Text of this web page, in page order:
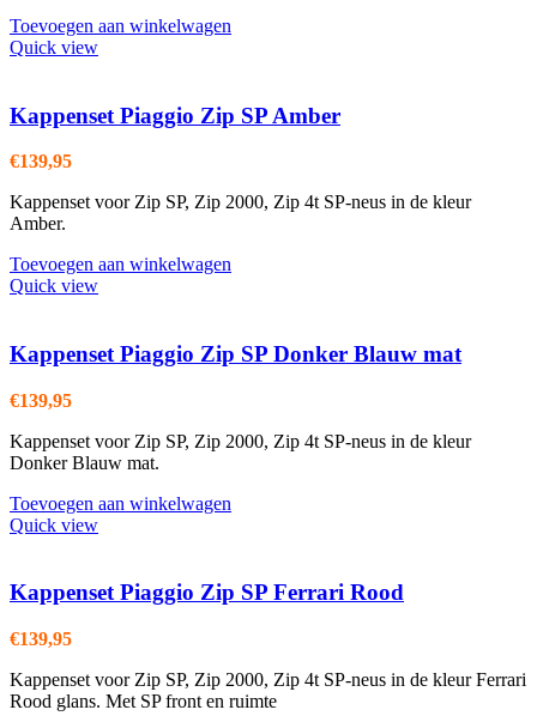
Toevoegen aan winkelwagen
Quick view
Kappenset Piaggio Zip SP Amber
€139,95
Kappenset voor Zip SP, Zip 2000, Zip 4t SP-neus in de kleur
Amber.
Toevoegen aan winkelwagen
Quick view
Kappenset Piaggio Zip SP Donker Blauw mat
€139,95
Kappenset voor Zip SP, Zip 2000, Zip 4t SP-neus in de kleur
Donker Blauw mat.
Toevoegen aan winkelwagen
Quick view
Kappenset Piaggio Zip SP Ferrari Rood
€139,95
Kappenset voor Zip SP, Zip 2000, Zip 4t SP-neus in de kleur Ferrari
Rood glans. Met SP front en ruimte